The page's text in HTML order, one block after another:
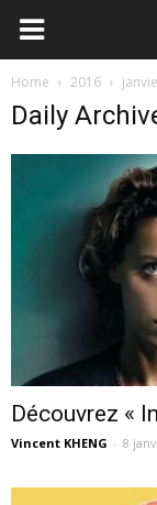
Home 2016
Daily
Découvrez «
Vincent KHENG - 8